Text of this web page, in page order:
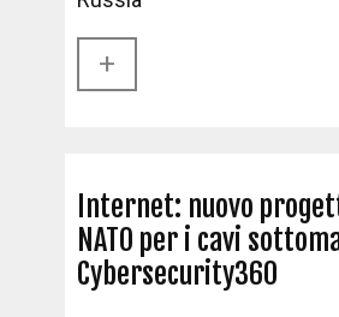
+​
Internet: nuovo
NATO per i cavi
Cybersecurity360